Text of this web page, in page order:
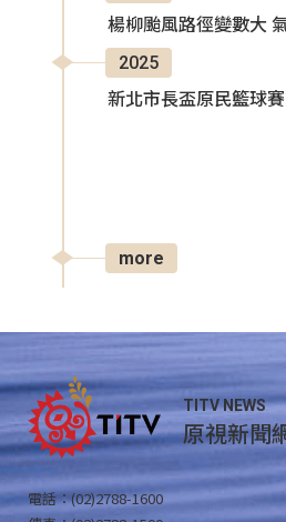
楊柳颱風路徑變數大
2025
新北市長盃原民籃球
more
TITV NEWS
原視新聞
電話：(02)2788-1600